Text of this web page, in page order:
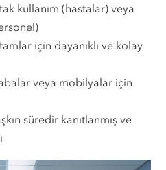
kullanım (hastalar) veya
için dayanıklı ve kolay
veya mobilyalar için
süredir kanıtlanmış ve